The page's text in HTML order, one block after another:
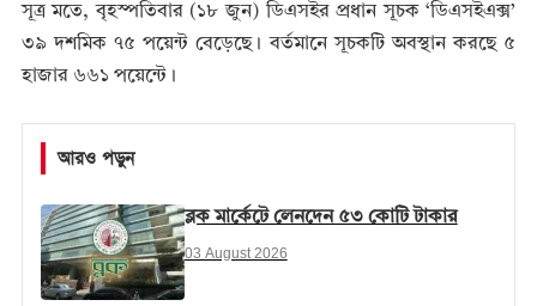
সূত্র মতে, বৃহস্পতিবার (১৮ জুন) ডিএসইর প্রধান সূচক ‘ডিএসইএক্স’
৩৯ দশমিক ৭৫ পয়েন্ট বেড়েছে। বর্তমানে সূচকটি অবস্থান করছে ৫
হাজার ৬৬১ পয়েন্টে।
আরও পড়ুন
ব্লক মার্কেটে লেনদেন ৫৩ কোটি টাকার
03 August 2026